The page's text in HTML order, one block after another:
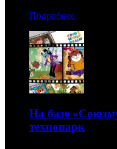
Подробнее
На базе
технопарк